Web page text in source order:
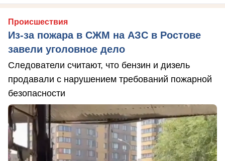
Происшествия
Из-за пожара в СЖМ на АЗС в Ростове
завели уголовное дело
Следователи считают, что бензин и дизель
продавали с нарушением требований пожарной
безопасности